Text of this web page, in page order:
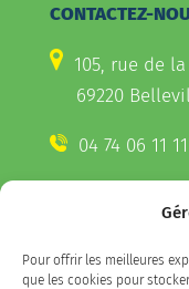
Pour offrir les meilleures
que les cookies pour
CONTACTEZ-
105, rue de
69220
04 74 06 11 11
CONTACTEZ-NOUS